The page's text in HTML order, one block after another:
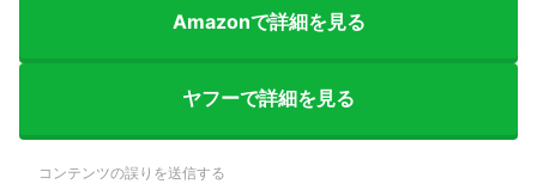
Amazonで詳細を見る
ヤフーで詳細を見る
コンテンツの誤りを送信する